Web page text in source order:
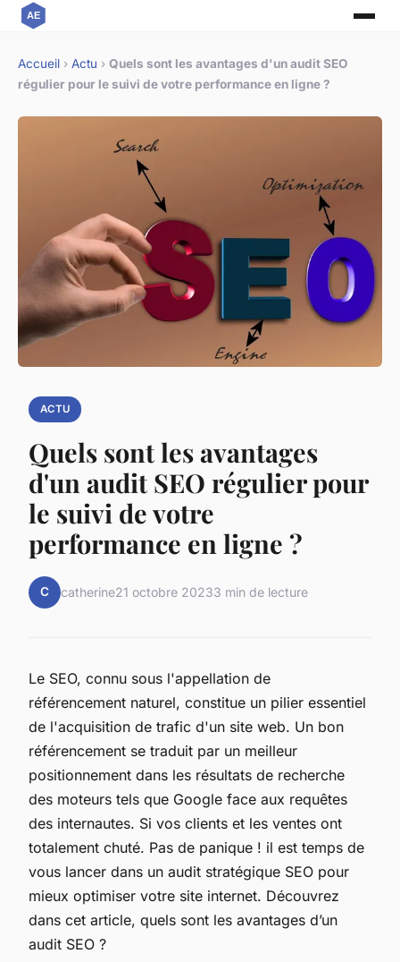
Accueil › Actu › Quels sont les avantages d'un audit SEO
régulier pour le suivi de votre performance en ligne ?
ACTU
Quels sont les avantages
d'un audit SEO régulier pour
le suivi de votre
performance en ligne ?
C catherine21 octobre 20233 min de lecture
Le SEO, connu sous l'appellation de
référencement naturel, constitue un pilier essentiel
de l'acquisition de trafic d'un site web. Un bon
référencement se traduit par un meilleur
positionnement dans les résultats de recherche
des moteurs tels que Google face aux requêtes
des internautes. Si vos clients et les ventes ont
totalement chuté. Pas de panique ! il est temps de
vous lancer dans un audit stratégique SEO pour
mieux optimiser votre site internet. Découvrez
dans cet article, quels sont les avantages d’un
audit SEO ?